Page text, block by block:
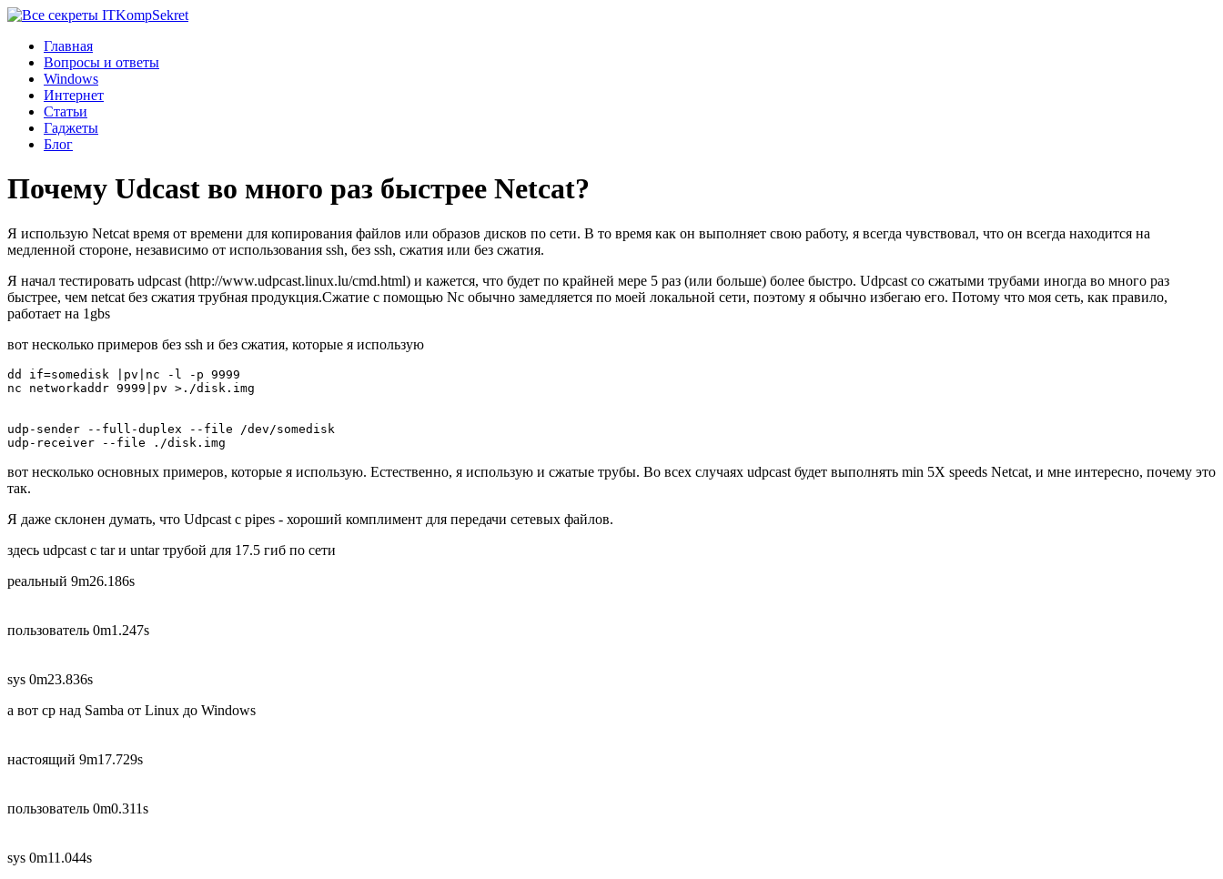
KompSekret
Главная
Вопросы и ответы
Windows
Интернет
Статьи
Гаджеты
Блог
Почему Udcast во много раз быстрее Netcat?
Я использую Netcat время от времени для копирования файлов или образов дисков по сети. В то время как он выполняет свою работу, я всегда чувствовал, что он всегда находится на
медленной стороне, независимо от использования ssh, без ssh, сжатия или без сжатия.
Я начал тестировать udpcast (http://www.udpcast.linux.lu/cmd.html) и кажется, что будет по крайней мере 5 раз (или больше) более быстро. Udpcast со сжатыми трубами иногда во много раз
быстрее, чем netcat без сжатия трубная продукция.Сжатие с помощью Nc обычно замедляется по моей локальной сети, поэтому я обычно избегаю его. Потому что моя сеть, как правило,
работает на 1gbs
вот несколько примеров без ssh и без сжатия, которые я использую
dd if=somedisk |pv|nc -l -p 9999
nc networkaddr 9999|pv >./disk.img
udp-sender --full-duplex --file /dev/somedisk
вот несколько основных примеров, которые я использую. Естественно, я использую и сжатые трубы. Во всех случаях udpcast будет выполнять min 5X speeds Netcat, и мне интересно, почему это
так.
Я даже склонен думать, что Udpcast с pipes - хороший комплимент для передачи сетевых файлов.
здесь udpcast с tar и untar трубой для 17.5 гиб по сети
реальный 9m26.186s
пользователь 0m1.247s
sys 0m23.836s
а вот cp над Samba от Linux до Windows
настоящий 9m17.729s
пользователь 0m0.311s
sys 0m11.044s